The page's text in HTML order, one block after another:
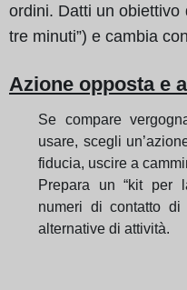
ordini. Datti un obiettivo
tre minuti”) e cambia
Azione opposta e
Se compare
usare, scegli
fiducia, uscire a
Prepara un “kit per
numeri di contatto di
alternative di attività.